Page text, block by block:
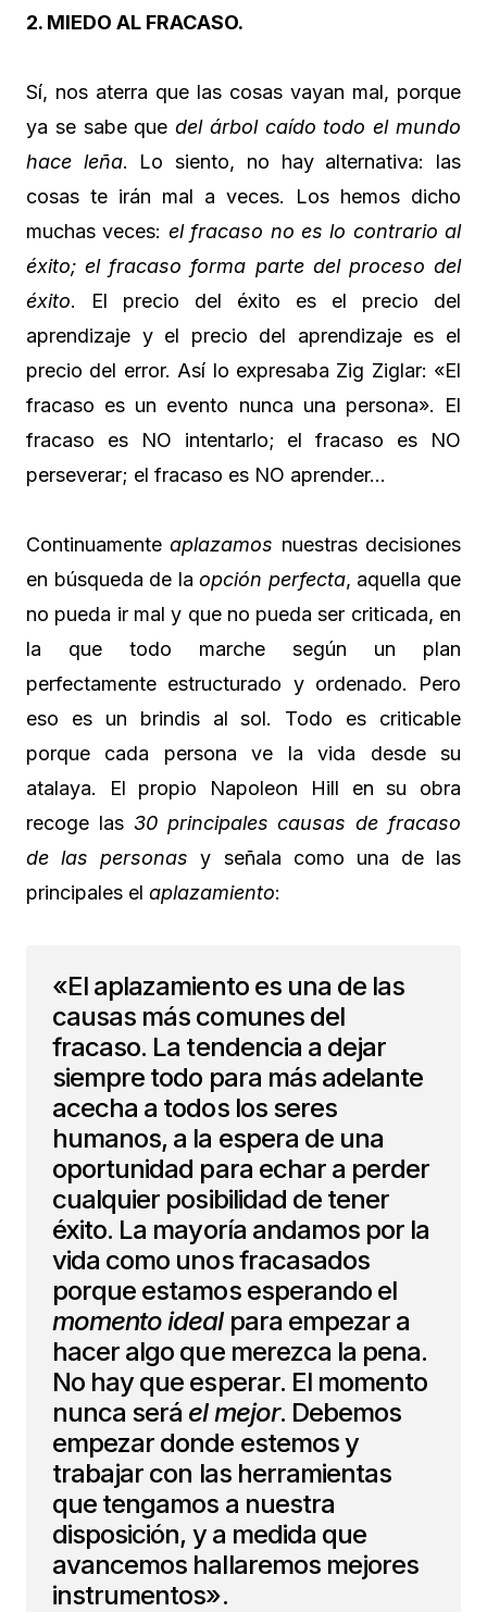
2. MIEDO AL FRACASO.
Sí, nos aterra que las cosas vayan mal, porque
ya se sabe quedel árbol caído todo el mundo
hace leña. Lo siento, no hay alternativa: las
cosas te irán mal a veces. Los hemos dicho
muchas veces: el fracaso no es lo contrario al
éxito; el fracaso forma parte del proceso del
éxito. El precio del éxito es el precio del
aprendizaje y el precio del aprendizaje es el
precio del error. Así lo expresaba Zig Ziglar: «El
fracaso es un evento nunca una persona». El
fracaso es NO intentarlo; el fracaso es NO
perseverar; el fracaso es NO aprender…
Continuamenteaplazamos nuestras decisiones
en búsqueda de laopción perfecta, aquella que
no pueda ir mal y que no pueda ser criticada, en
la que todo marche según un plan
perfectamente estructurado y ordenado. Pero
eso es un brindis al sol. Todo es criticable
porque cada persona ve la vida desde su
atalaya. El propio Napoleon Hill en su obra
recoge las 30 principales causas de fracaso
de las personas y señala como una de las
principales el aplazamiento:
«El aplazamiento es una de las
causas más comunes del
fracaso. La tendencia a dejar
siempre todo para más adelante
acecha a todos los seres
humanos, a la espera de una
oportunidad para echar a perder
cualquier posibilidad de tener
éxito. La mayoría andamos por la
vida como unos fracasados
porque estamos esperando el
momento ideal para empezar a
hacer algo que merezca la pena.
No hay que esperar. El momento
nunca será el mejor. Debemos
empezar donde estemos y
trabajar con las herramientas
que tengamos a nuestra
disposición, y a medida que
avancemos hallaremos mejores
instrumentos».